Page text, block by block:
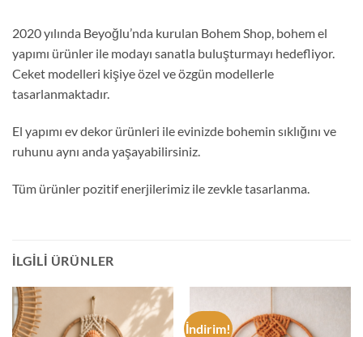
2020 yılında Beyoğlu’nda kurulan Bohem Shop, bohem el
yapımı ürünler ile modayı sanatla buluşturmayı hedefliyor.
Ceket modelleri kişiye özel ve özgün modellerle
tasarlanmaktadır.
El yapımı ev dekor ürünleri ile evinizde bohemin sıklığını ve
ruhunu aynı anda yaşayabilirsiniz.
Tüm ürünler pozitif enerjilerimiz ile zevkle tasarlanma.
İLGILI ÜRÜNLER
İndirim!